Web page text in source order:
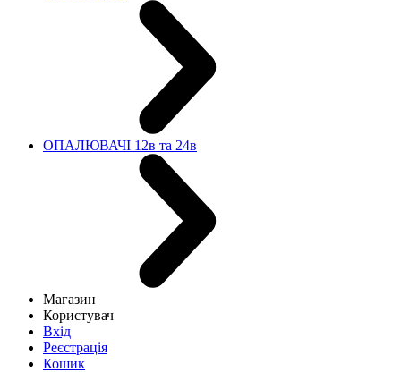
ОПАЛЮВАЧІ 12в та 24в
Магазин
Користувач
Вхід
Реєстрація
Кошик